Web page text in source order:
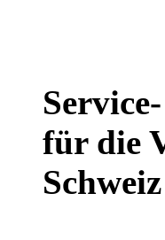
für die
Schweiz